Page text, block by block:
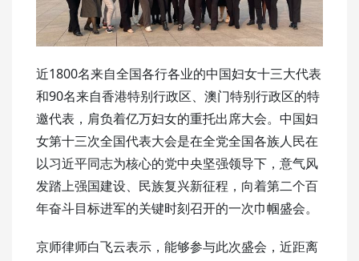
近1800名来自全国各行各业的中国妇女十三大代表
和90名来自香港特别行政区、澳门特别行政区的特
邀代表，肩负着亿万妇女的重托出席大会。中国妇
女第十三次全国代表大会是在全党全国各族人民在
以习近平同志为核心的党中央坚强领导下，意气风
发踏上强国建设、民族复兴新征程，向着第二个百
年奋斗目标进军的关键时刻召开的一次巾帼盛会。
京师律师白飞云表示，能够参与此次盛会，近距离